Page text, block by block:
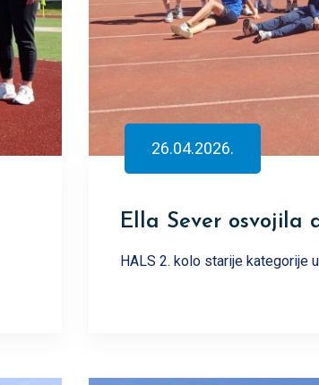
26.04.2026.
Ella Sever osvojila
HALS 2. kolo starije kategorije